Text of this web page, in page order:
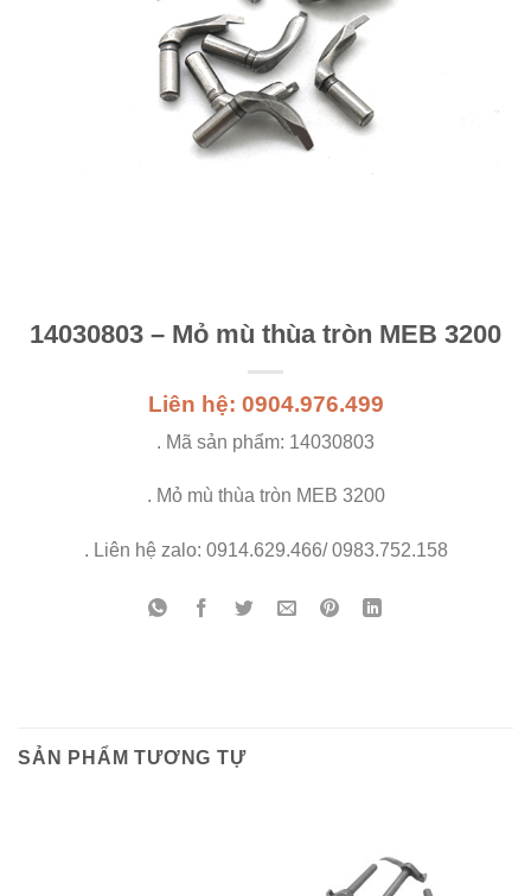
14030803 – Mỏ mù thùa tròn MEB 3200
Liên hệ: 0904.976.499
. Mã sản phẩm: 14030803
. Mỏ mù thùa tròn MEB 3200
. Liên hệ zalo: 0914.629.466/ 0983.752.158
SẢN PHẨM TƯƠNG TỰ